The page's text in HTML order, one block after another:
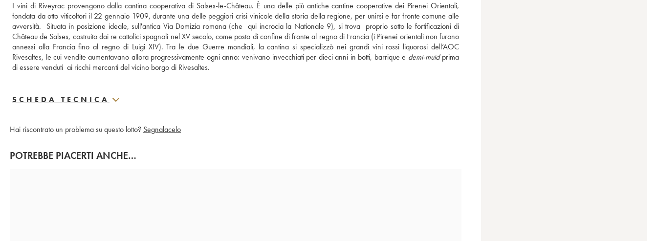
I vini di Riveyrac provengono dalla cantina cooperativa di Salses-le-Château. È una delle più antiche cantine cooperative dei Pirenei Orientali,
fondata da otto viticoltori il 22 gennaio 1909, durante una delle peggiori crisi vinicole della storia della regione, per unirsi e far fronte comune alle
avversità.  Situata in posizione ideale, sull'antica Via Domizia romana (che  qui incrocia la Nationale 9), si trova  proprio sotto le fortificazioni di
Château de Salses, costruito dai re cattolici spagnoli nel XV secolo, come posto di confine di fronte al regno di Francia (i Pirenei orientali non furono
annessi alla Francia fino al regno di Luigi XIV). Tra le due Guerre mondiali, la cantina si specializzò nei grandi vini rossi liquorosi dell’AOC
Rivesaltes, le cui vendite aumentavano allora progressivamente ogni anno: venivano invecchiati per dieci anni in botti, barrique e demi-muid prima
di essere venduti  ai ricchi mercanti del vicino borgo di Rivesaltes.
SCHEDA TECNICA
Hai riscontrato un problema su questo lotto? Segnalacelo
POTREBBE PIACERTI ANCHE…